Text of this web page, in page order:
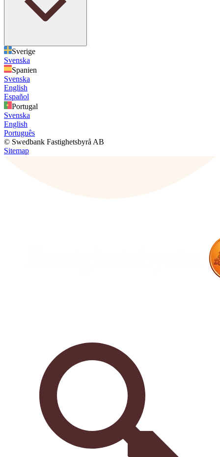
Sverige
Svenska
Spanien
Svenska
English
Español
Portugal
Svenska
English
Português
© Swedbank Fastighetsbyrå AB
Sitemap